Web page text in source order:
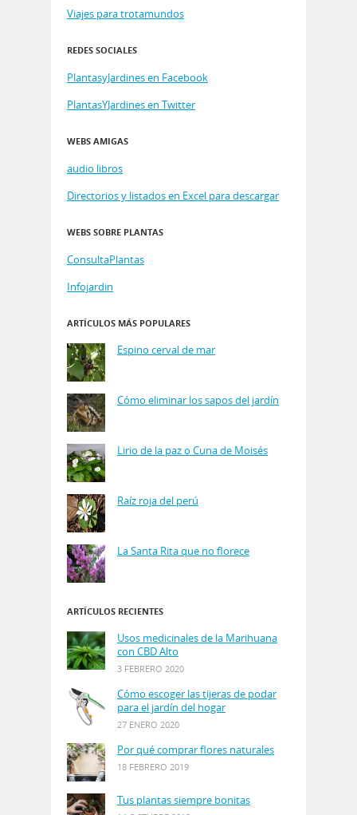
Viajes para trotamundos
REDES SOCIALES
PlantasyJardines en Facebook
PlantasYJardines en Twitter
WEBS AMIGAS
audio libros
Directorios y listados en Excel para descargar
WEBS SOBRE PLANTAS
ConsultaPlantas
Infojardin
ARTÍCULOS MÁS POPULARES
Espino cerval de mar
Cómo eliminar los sapos del jardín
Lirio de la paz o Cuna de Moisés
Raíz roja del perú
La Santa Rita que no florece
ARTÍCULOS RECIENTES
Usos medicinales de la Marihuana
con CBD Alto
3 FEBRERO 2020
Cómo escoger las tijeras de podar
para el jardín del hogar
27 ENERO 2020
Por qué comprar flores naturales
18 FEBRERO 2019
Tus plantas siempre bonitas